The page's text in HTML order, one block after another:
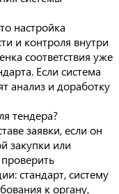
настройка
и контроля внутри
соответствия уже
Если система
анализ и доработку
тендера?
заявки, если он
закупки или
стандарт, систему
к органу,